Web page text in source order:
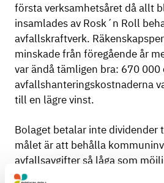
första verksamhetsåret då allt
insamlades av Rosk´n Roll
avfallskraftverk.
minskade från föregående år
var ändå tämligen bra: 670 000
avfallshanteringskostnaderna
till en lägre vinst.
Bolaget betalar inte dividender
målet är att behålla
avfallsavgifter så låga som
erbjuds emellertid högklassiga